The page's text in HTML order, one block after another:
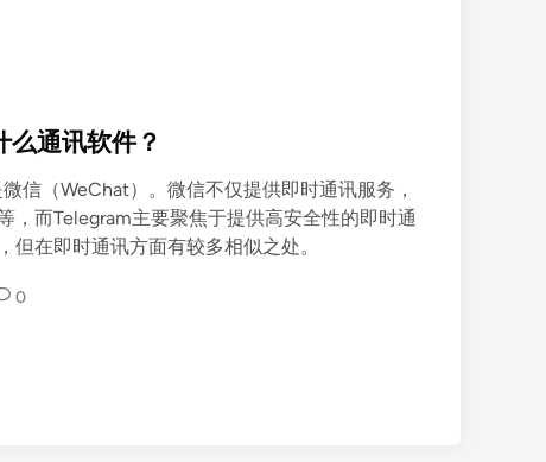
通讯软件？
信（WeChat）。微信不仅提供即时通讯服务，
，而Telegram主要聚焦于提供高安全性的即时通
在即时通讯方面有较多相似之处。
0